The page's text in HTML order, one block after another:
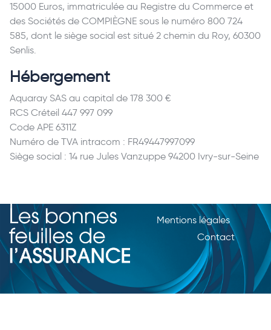
15000 Euros, immatriculée au Registre du Commerce et
des Sociétés de COMPIÈGNE sous le numéro 800 724
585, dont le siège social est situé 2 chemin du Roy, 60300
Senlis.
Hébergement
Aquaray SAS au capital de 178 300 €
RCS Créteil 447 997 099
Code APE 6311Z
Numéro de TVA intracom : FR49447997099
Siège social : 14 rue Jules Vanzuppe 94200 Ivry-sur-Seine
Mentions légales
Contact